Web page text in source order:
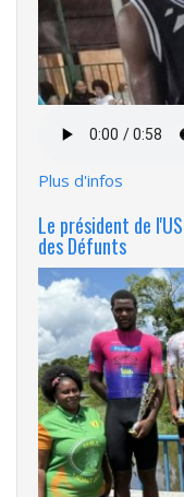
audio
Plus d'infos
Le président de
des Défunts